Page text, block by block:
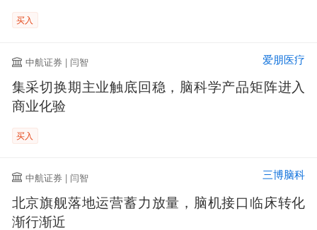
买入
中航证券 | 闫智 爱朋医疗
集采切换期主业触底回稳，脑科学产品矩阵进入
商业化验
买入
中航证券 | 闫智 三博脑科
北京旗舰落地运营蓄力放量，脑机接口临床转化
渐行渐近